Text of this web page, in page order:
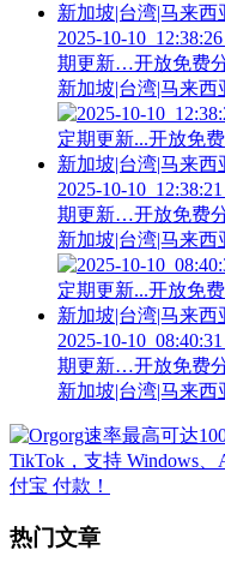
2025-10-
期更新…开放免费
新加坡|台湾|马来
2025-10-
期更新…开放免费
新加坡|台湾|马来
2025-10-
期更新…开放免费
新加坡|台湾|马来
热门文章